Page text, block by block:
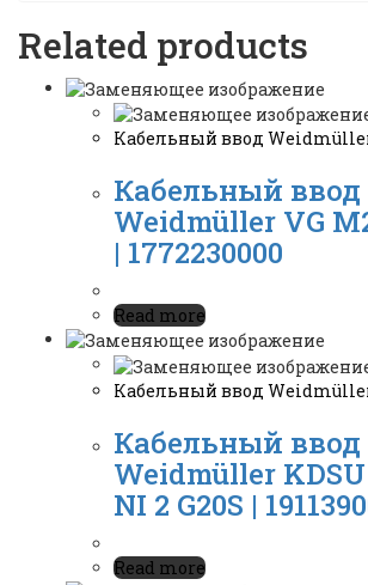
Related products
Кабельный ввод
Кабельный ввод
Weidmüller VG
| 1772230000
Read more
Кабельный ввод
Кабельный ввод
Weidmüller
NI 2 G20S |
Read more